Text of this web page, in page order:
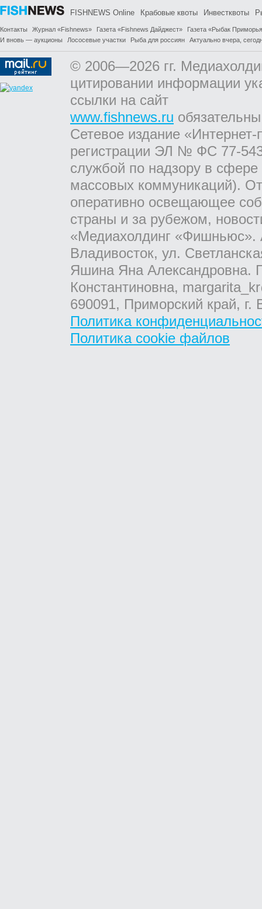
FISHNEWS Online Крабовые квоты Инвестквоты
Контакты Журнал «Fishnews» Газета «Fishnews Дайджест»
Газета «Рыбак
И вновь — аукционы
Лососевые участки Рыба для россиян Актуально вчера,
© 2006—2026 гг.
цитировании информации
ссылки на сайт
www.fishnews.ru
Сетевое издание
регистрации ЭЛ № ФС 77-
службой по надзору в
массовых коммуникаций).
оперативно освещающее
страны и за рубежом,
«Медиахолдинг «Фишньюс».
Владивосток, ул.
Яшина Яна Александровна.
Константиновна,
690091, Приморский край,
Политика
Политика cookie файлов